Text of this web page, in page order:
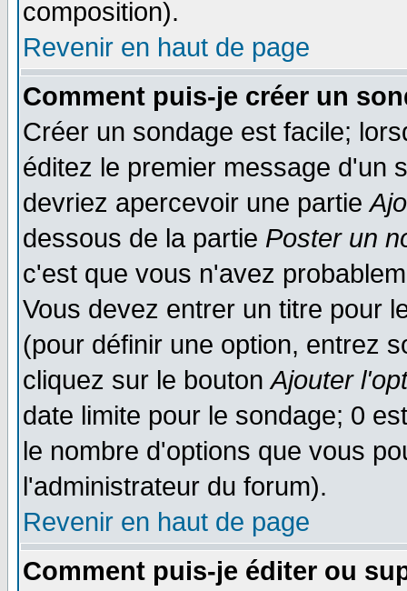
composition).
Revenir en haut de page
Comment puis-je créer un
Créer un sondage est facile;
éditez le premier message d'un
devriez apercevoir une partie
dessous de la partie Poster un
c'est que vous n'avez
Vous devez entrer un titre pour
(pour définir une option, entrez
cliquez sur le boutonAjouter
date limite pour le sondage; 0
le nombre d'options que vous
l'administrateur du forum).
Revenir en haut de page
Comment puis-je éditer ou